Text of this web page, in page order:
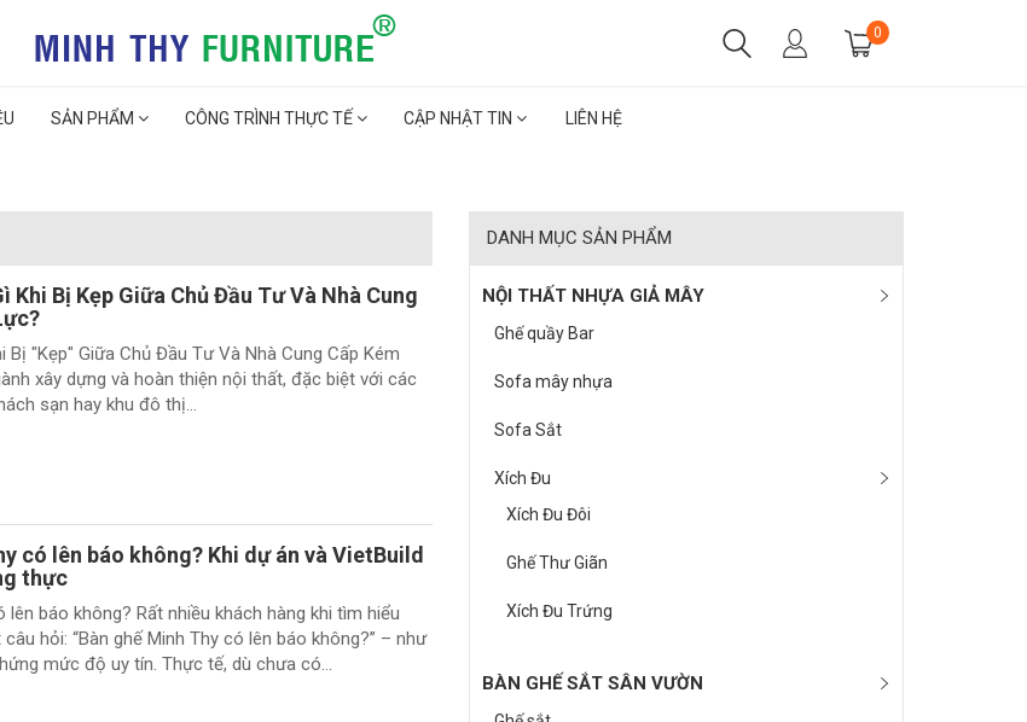
0
SẢN PHẨM CÔNG TRÌNH THỰC TẾ CẬP NHẬT TIN LIÊN HỆ
Khi Bị Kẹp Giữa Chủ Đầu Tư Và Nhà Cung
Bị "Kẹp" Giữa Chủ Đầu Tư Và Nhà Cung Cấp Kém
xây dựng và hoàn thiện nội thất, đặc biệt với các
sạn hay khu đô thị...
có lên báo không? Khi dự án và VietBuild
thực
lên báo không? Rất nhiều khách hàng khi tìm hiểu
hỏi: “Bàn ghế Minh Thy có lên báo không?” – như
mức độ uy tín. Thực tế, dù chưa có...
DANH MỤC SẢN PHẨM
NỘI THẤT NHỰA GIẢ MÂY
Ghế quầy Bar
Sofa mây nhựa
Sofa Sắt
Xích Đu
Xích Đu Đôi
Ghế Thư Giãn
Xích Đu Trứng
BÀN GHẾ SẮT SÂN VƯỜN